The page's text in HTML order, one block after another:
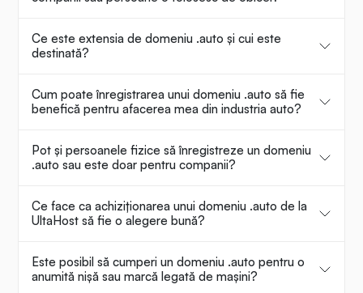
Ce este extensia de domeniu .auto și cui este
destinată?
Cum poate înregistrarea unui domeniu .auto să fie
benefică pentru afacerea mea din industria auto?
Pot și persoanele fizice să înregistreze un domeniu
.auto sau este doar pentru companii?
Ce face ca achiziționarea unui domeniu .auto de la
UltaHost să fie o alegere bună?
Este posibil să cumperi un domeniu .auto pentru o
anumită nișă sau marcă legată de mașini?